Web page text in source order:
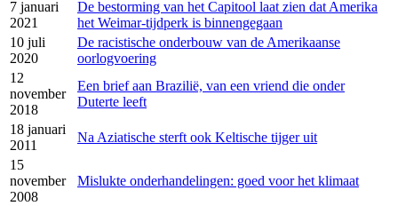
7 januari
2021
De bestorming van het Capitool laat zien dat Amerika
het Weimar-tijdperk is binnengegaan
10 juli
2020
De racistische onderbouw van de Amerikaanse
oorlogvoering
12
november
2018
Een brief aan Brazilië, van een vriend die onder
Duterte leeft
18 januari
2011
Na Aziatische sterft ook Keltische tijger uit
15
november
2008
Mislukte onderhandelingen: goed voor het klimaat